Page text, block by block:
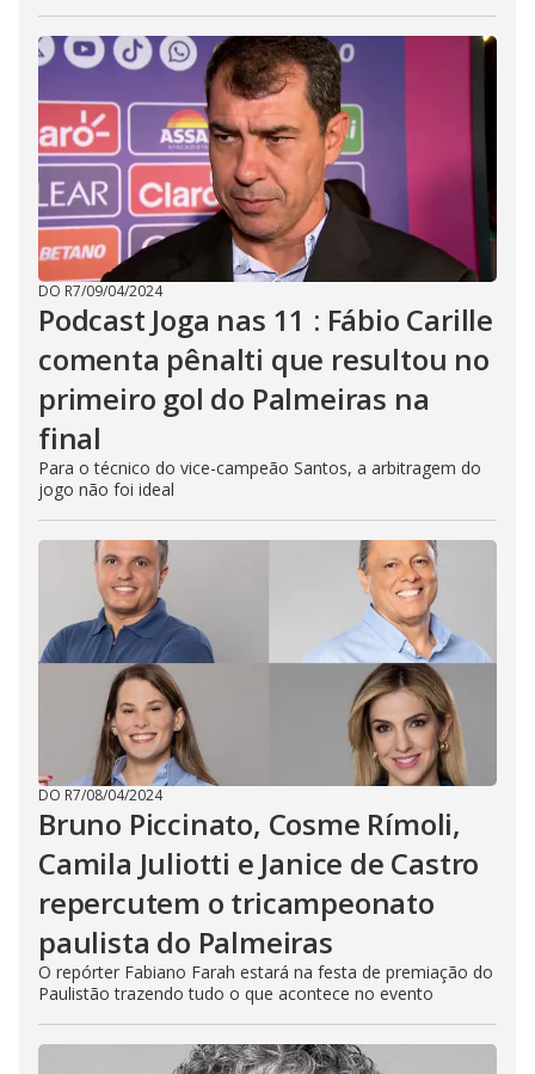
DO R7/09/04/2024
Podcast Joga nas 11 : Fábio Carille
comenta pênalti que resultou no
primeiro gol do Palmeiras na
final
Para o técnico do vice-campeão Santos, a arbitragem do
jogo não foi ideal
DO R7/08/04/2024
Bruno Piccinato, Cosme Rímoli,
Camila Juliotti e Janice de Castro
repercutem o tricampeonato
paulista do Palmeiras
O repórter Fabiano Farah estará na festa de premiação do
Paulistão trazendo tudo o que acontece no evento